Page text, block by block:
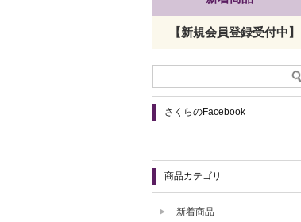
【新規会員登録受付中】
さくらのFacebook
商品カテゴリ
新着商品